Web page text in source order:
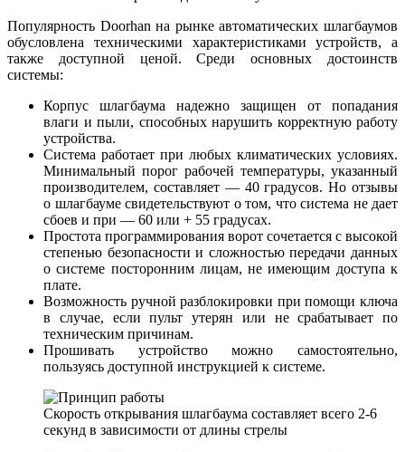
Популярность Doorhan на рынке автоматических шлагбаумов
обусловлена техническими характеристиками устройств, а
также доступной ценой. Среди основных достоинств
системы:
Корпус шлагбаума надежно защищен от попадания
влаги и пыли, способных нарушить корректную работу
устройства.
Система работает при любых климатических условиях.
Минимальный порог рабочей температуры, указанный
производителем, составляет — 40 градусов. Но отзывы
о шлагбауме свидетельствуют о том, что система не дает
сбоев и при — 60 или + 55 градусах.
Простота программирования ворот сочетается с высокой
степенью безопасности и сложностью передачи данных
о системе посторонним лицам, не имеющим доступа к
плате.
Возможность ручной разблокировки при помощи ключа
в случае, если пульт утерян или не срабатывает по
техническим причинам.
Прошивать устройство можно самостоятельно,
пользуясь доступной инструкцией к системе.
Скорость открывания шлагбаума составляет всего 2-6
секунд в зависимости от длины стрелы